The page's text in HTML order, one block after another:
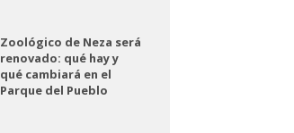
Zoológico de Neza será
renovado: qué hay y
qué cambiará en el
Parque del Pueblo